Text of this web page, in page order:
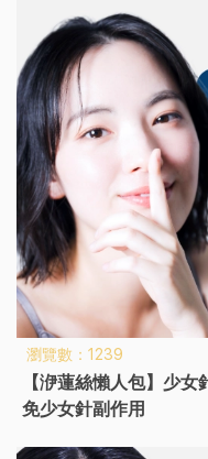
瀏覽數：1239
【洢蓮絲懶人包】少
免少女針副作用